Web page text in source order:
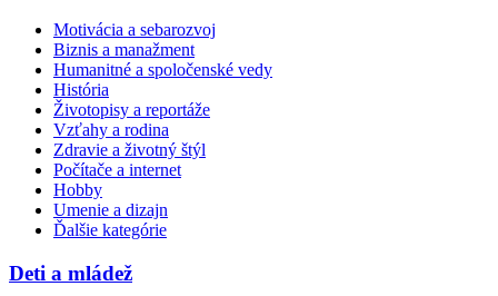
Motivácia a sebarozvoj
Biznis a manažment
Humanitné a spoločenské vedy
História
Životopisy a reportáže
Vzťahy a rodina
Zdravie a životný štýl
Počítače a internet
Hobby
Umenie a dizajn
Ďalšie kategórie
Deti a mládež